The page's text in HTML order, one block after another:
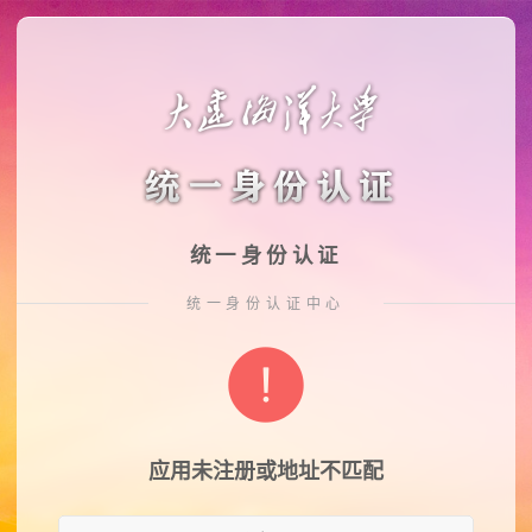
统一身份认证
统一身份认证中心
应用未注册或地址不匹配